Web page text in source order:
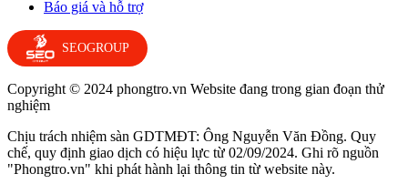
Báo giá và hỗ trợ
SEOGROUP
Copyright © 2024 phongtro.vn Website đang trong gian đoạn thử
nghiệm
Chịu trách nhiệm sàn GDTMĐT: Ông Nguyễn Văn Đồng. Quy
chế, quy định giao dịch có hiệu lực từ 02/09/2024. Ghi rõ nguồn
"Phongtro.vn" khi phát hành lại thông tin từ website này.